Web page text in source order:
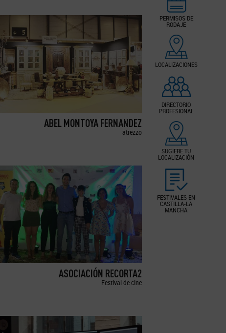
PERMISOS DE
RODAJE
LOCALIZACIONES
DIRECTORIO
PROFESIONAL
SUGIERE TU
LOCALIZACIÓN
FESTIVALES EN
CASTILLA-LA
MANCHA
ABEL MONTOYA FERNANDEZ
atrezzo
ASOCIACIÓN RECORTA2
Festival de cine